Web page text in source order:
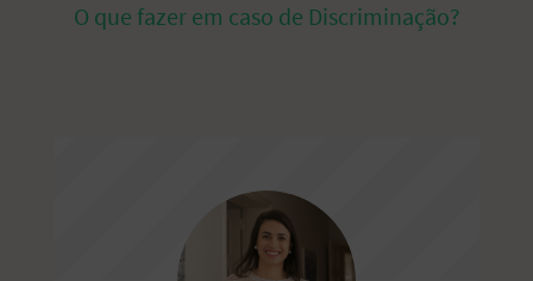
O que fazer em caso de Discriminação?